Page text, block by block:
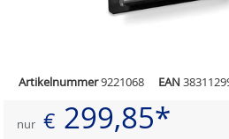
Artikelnummer9221068 EAN
nur € 299,85*